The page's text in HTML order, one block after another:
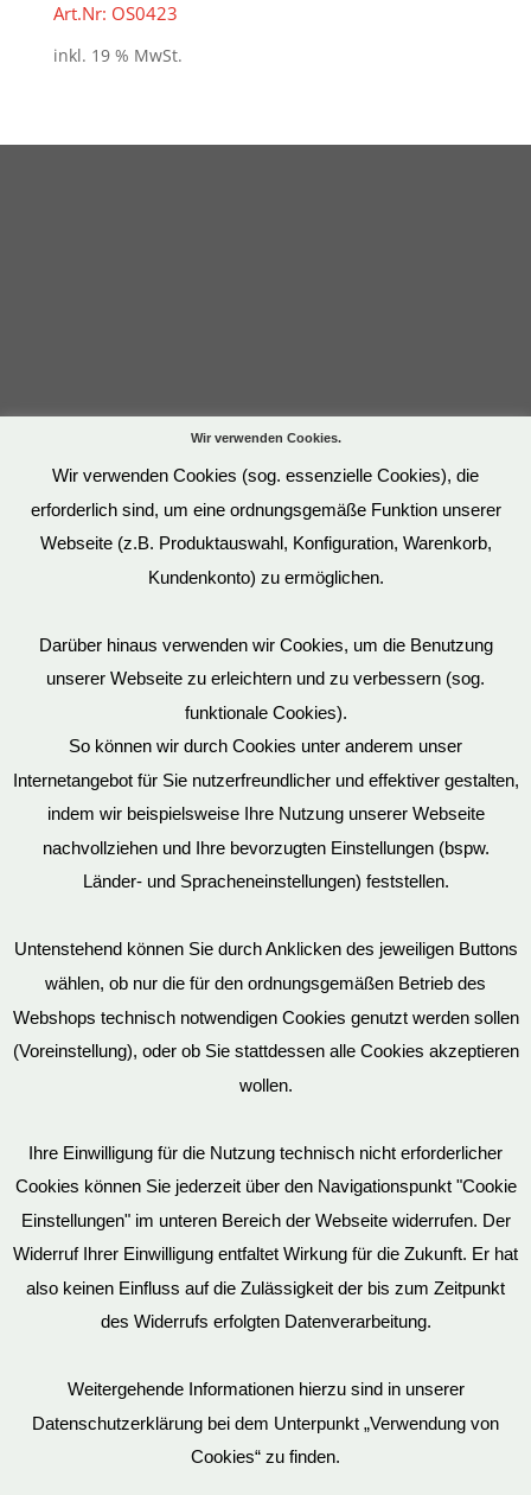
Art.Nr: OS0423
inkl. 19 % MwSt.
Datenschutz
Mein Konto
Vertrag widerrufen
Impressum
Bitte beachten Sie, dass wir für einen zunehmenden Teil der von
uns hergestellten SM-Möbel deutsche Geschmacksmuster beim
Deutschen Patent und Markenamt (DPMA) haben eintragen
Wir verwenden Cookies.
Wir verwenden Cookies (sog. essenzielle Cookies), die
erforderlich sind, um eine ordnungsgemäße Funktion unserer
Webseite (z.B. Produktauswahl, Konfiguration, Warenkorb,
Kundenkonto) zu ermöglichen.
Darüber hinaus verwenden wir Cookies, um die Benutzung
unserer Webseite zu erleichtern und zu verbessern (sog.
funktionale Cookies).
So können wir durch Cookies unter anderem unser
Internetangebot für Sie nutzerfreundlicher und effektiver gestalten,
indem wir beispielsweise Ihre Nutzung unserer Webseite
nachvollziehen und Ihre bevorzugten Einstellungen (bspw.
Länder- und Spracheneinstellungen) feststellen.
Untenstehend können Sie durch Anklicken des jeweiligen Buttons
wählen, ob nur die für den ordnungsgemäßen Betrieb des
Webshops technisch notwendigen Cookies genutzt werden sollen
(Voreinstellung), oder ob Sie stattdessen alle Cookies akzeptieren
wollen.
Ihre Einwilligung für die Nutzung technisch nicht erforderlicher
Cookies können Sie jederzeit über den Navigationspunkt "Cookie
Einstellungen" im unteren Bereich der Webseite widerrufen. Der
Widerruf Ihrer Einwilligung entfaltet Wirkung für die Zukunft. Er hat
also keinen Einfluss auf die Zulässigkeit der bis zum Zeitpunkt
des Widerrufs erfolgten Datenverarbeitung.
Weitergehende Informationen hierzu sind in unserer
Datenschutzerklärung bei dem Unterpunkt „Verwendung von
Cookies“ zu finden.